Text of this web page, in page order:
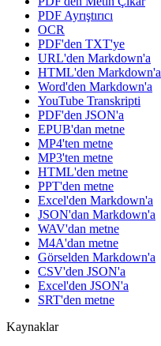
PDF Ayrıştırıcı
OCR
PDF'den TXT'ye
URL'den Markdown'a
HTML'den Markdown'a
Word'den Markdown'a
YouTube Transkripti
PDF'den JSON'a
EPUB'dan metne
MP4'ten metne
MP3'ten metne
HTML'den metne
PPT'den metne
Excel'den Markdown'a
JSON'dan Markdown'a
WAV'dan metne
M4A'dan metne
Görselden Markdown'a
CSV'den JSON'a
Excel'den JSON'a
SRT'den metne
Kaynaklar